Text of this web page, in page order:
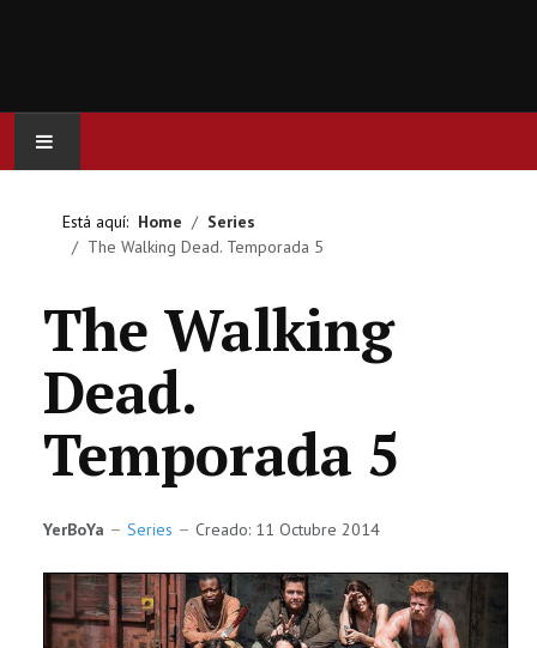
ACTUALIDAD
CINE
SERIES
JUEGOS
LETRAS
Está aquí: Home
Series
The Walking Dead. Temporada 5
The Walking
Dead.
Temporada 5
YerBoYa Series Creado: 11 Octubre 2014